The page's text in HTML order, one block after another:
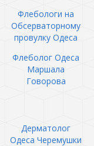
Флебологи на
Обсерваторному
провулку Одеса
Флеболог Одеса
Маршала
Говорова
Дерматолог
Одеса Черемушки